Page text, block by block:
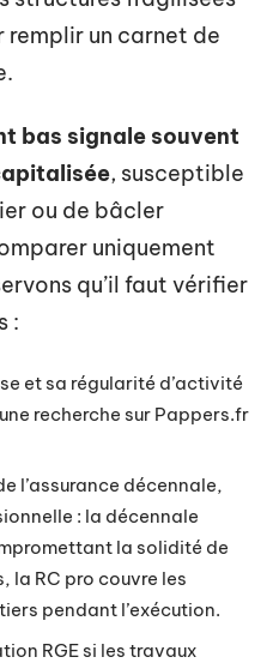
remplir un carnet de
bas signale souvent
, susceptible
ou de bâcler
uniquement
qu’il faut vérifier
:
et sa régularité d’activité
recherche sur Pappers.fr
l’assurance décennale,
: la décennale
la solidité de
la RC pro couvre les
pendant l’exécution.
RGE si les travaux